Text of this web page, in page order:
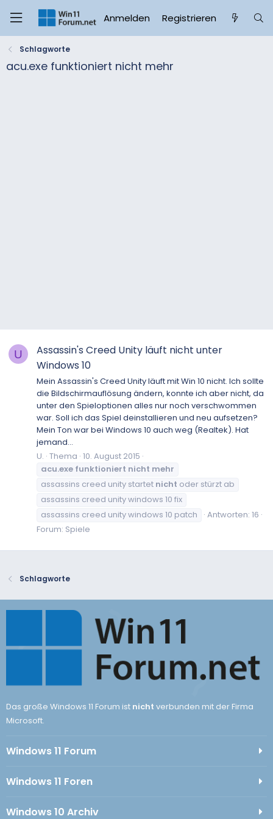
Anmelden Registrieren
Schlagworte
acu.exe funktioniert nicht mehr
U
Assassin's Creed Unity läuft nicht unter
Windows 10
Mein Assassin's Creed Unity läuft mit Win 10 nicht. Ich sollte
die Bildschirmauflösung ändern, konnte ich aber nicht, da
unter den Spieloptionen alles nur noch verschwommen
war. Soll ich das Spiel deinstallieren und neu aufsetzen?
Mein Ton war bei Windows 10 auch weg (Realtek). Hat
jemand...
U. Thema 10. August 2015
acu.exe funktioniert nicht mehr
assassins creed unity startet nicht oder stürzt ab
assassins creed unity windows 10 fix
assassins creed unity windows 10 patch
Antworten: 16
Forum: Spiele
Schlagworte
Das große Windows 11 Forum ist nicht verbunden mit der Firma
Microsoft.
Windows 11 Forum
Windows 11 Foren
Windows 10 Archiv